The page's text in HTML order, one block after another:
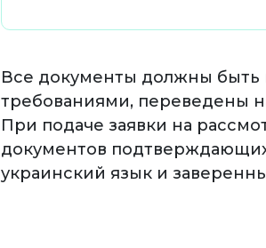
Все документы должны быть
требованиями, переведены
При подаче заявки на
документов
украинский язык и